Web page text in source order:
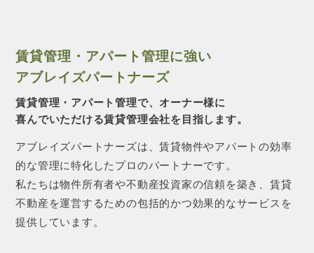
賃貸管理・アパート管理に強い
アブレイズパートナーズ
賃貸管理・アパート管理で、オーナー様に
喜んでいただける賃貸管理会社を目指します。
アブレイズパートナーズは、賃貸物件やアパートの効率
的な管理に特化したプロのパートナーです。
私たちは物件所有者や不動産投資家の信頼を築き、賃貸
不動産を運営するための包括的かつ効果的なサービスを
提供しています。